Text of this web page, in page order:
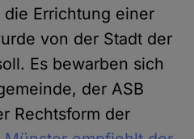
Errichtung einer
von der Stadt der
Es bewarben sich
der ASB
Rechtsform der